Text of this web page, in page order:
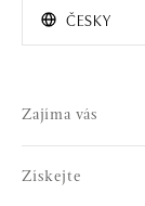
ČESKY
Zajíma vás
Získejte